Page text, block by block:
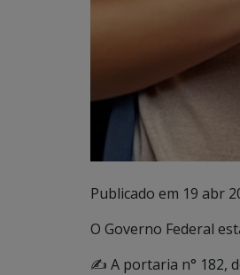
Publicado em 19 abr
O Governo Federal
✍️ A portaria n° 182,